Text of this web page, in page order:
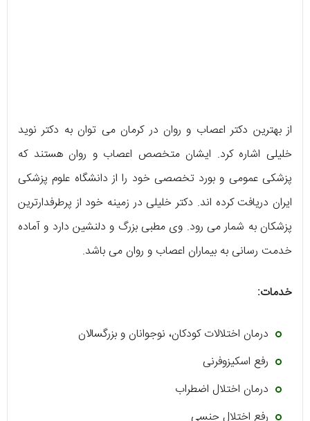
از بهترین دکتر اعصاب و روان در کرمان می توان به دکتر نوید
خلیلی اشاره کرد. ایشان متخصص اعصاب و روان هستند که
پزشکی عمومی و بورد تخصصی خود را از دانشگاه علوم پزشکی
ایران دریافت کرده اند. دکتر خلیلی در زمینه خود از پرطرفدارترین
پزشکان به شمار می رود. وی مطبی بزرگ و دلنشین دارد و آماده
خدمت رسانی به بیماران اعصاب و روان می باشد.
خدمات:
درمان اختلالات کودکان، نوجوانان و بزرگسالان
رفع اسکیزوفرنی
درمان اختلال اضطراب
رفع اختلال جنسی